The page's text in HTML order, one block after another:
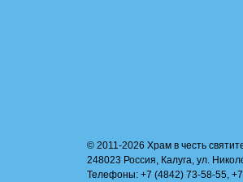
© 2011-2026 Храм в честь
248023 Россия, Калуга, ул.
Телефоны: +7 (4842) 73-58-55,